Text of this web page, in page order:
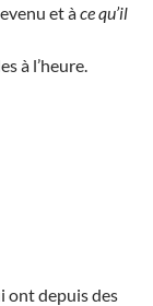
et àce qu’il
à l’heure.
ont depuis des